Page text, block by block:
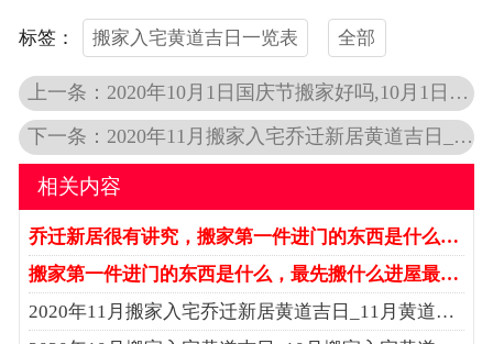
标签： 搬家入宅黄道吉日一览表 全部
上一条：2020年10月1日国庆节搬家好吗,10月1日搬家黄道吉日
下一条：2020年11月搬家入宅乔迁新居黄道吉日_11月黄道吉日哪几天
相关内容
乔迁新居很有讲究，搬家第一件进门的东西是什么…
搬家第一件进门的东西是什么，最先搬什么进屋最…
2020年11月搬家入宅乔迁新居黄道吉日_11月黄道…